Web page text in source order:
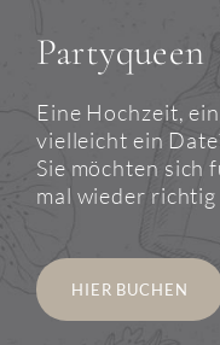
Partyqueen
Eine Hochzeit,
vielleicht ein
Sie möchten sich
mal wieder richtig
HIER BUCHEN